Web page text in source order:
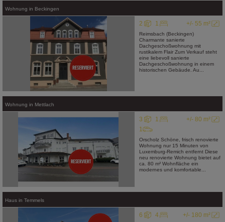
Wohnung in Beckingen
+/- 55 m²
2 1
Reimsbach (Beckingen)
Charmante sanierte
Dachgeschoßwohnung mit
rustikalem Flair Zum Verkauf steht
eine liebevoll sanierte
Dachgeschoßwohnung in einem
historischen Gebäude. Au...
Wohnung in Mettlach
+/- 80 m²
3
1
1
Orscholz Schöne, frisch renovierte
Wohnung nur 15 Minuten von
Luxemburg-Remich entfernt Diese
neu renovierte Wohnung bietet auf
ca. 80 m² Wohnfläche ein
modernes und komfortable...
Haus in Temmels
+/- 180 m²
6 4